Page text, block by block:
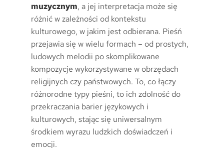
muzycznym, a jej interpretacja może się
różnić w zależności od kontekstu
kulturowego, w jakim jest odbierana. Pieśń
przejawia się w wielu formach – od prostych,
ludowych melodii po skomplikowane
kompozycje wykorzystywane w obrzędach
religijnych czy państwowych. To, co łączy
różnorodne typy pieśni, to ich zdolność do
przekraczania barier językowych i
kulturowych, stając się uniwersalnym
środkiem wyrazu ludzkich doświadczeń i
emocji.